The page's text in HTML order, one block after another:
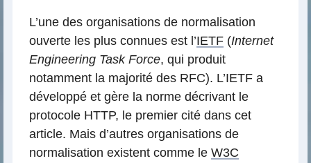
L’une des organisations de normalisation
ouverte les plus connues est l’IETF (Internet
Engineering Task Force, qui produit
notamment la majorité des RFC). L’IETF a
développé et gère la norme décrivant le
protocole HTTP, le premier cité dans cet
article. Mais d’autres organisations de
normalisation existent comme le W3C